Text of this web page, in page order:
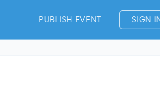
PUBLISH EVENT SIGN